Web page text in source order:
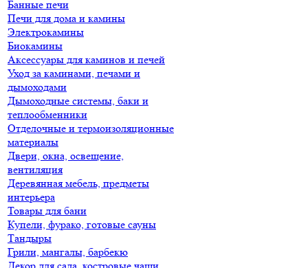
Банные печи
Печи для дома и камины
Электрокамины
Биокамины
Аксессуары для каминов и печей
Уход за каминами, печами и
дымоходами
Дымоходные системы, баки и
теплообменники
Отделочные и термоизоляционные
материалы
Двери, окна, освещение,
вентиляция
Деревянная мебель, предметы
интерьера
Товары для бани
Купели, фурако, готовые сауны
Тандыры
Грили, мангалы, барбекю